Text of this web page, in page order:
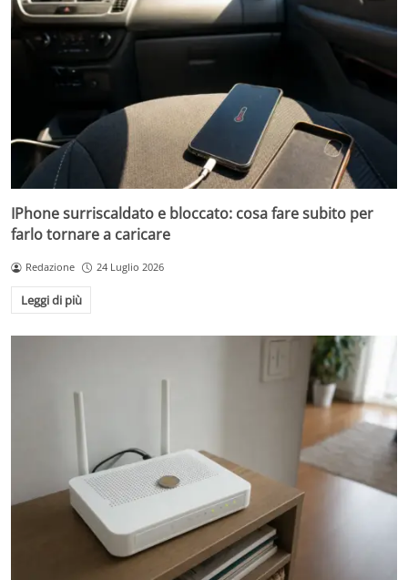
IPhone surriscaldato e bloccato: cosa fare subito per
farlo tornare a caricare
Redazione 24 Luglio 2026
Leggi di più